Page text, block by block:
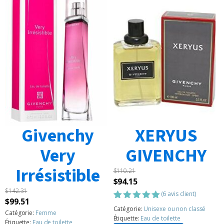
Givenchy
Very
Irrésistible
$142.31
Le
prix
$99.51
prix
Catégorie: Femme
Étiquette: Eau de toilette
XERYUS
GIVENCHY
$110.21
Le
prix
initial
était :
$94.15Le
prix
actuel
est :
Noté5.00
sur 5
basé sur
6
(6 avis client)
Catégorie: Unisexe ou non classé
Étiquette: Eau de toilette